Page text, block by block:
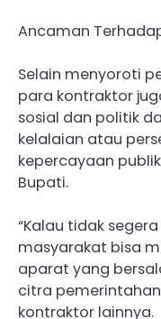
Ancaman
Selain menyoroti
para kontraktor
sosial dan politik
kelalaian atau
kepercayaan
Bupati.
“Kalau tidak
masyarakat bisa
aparat yang
citra
kontraktor lainnya.